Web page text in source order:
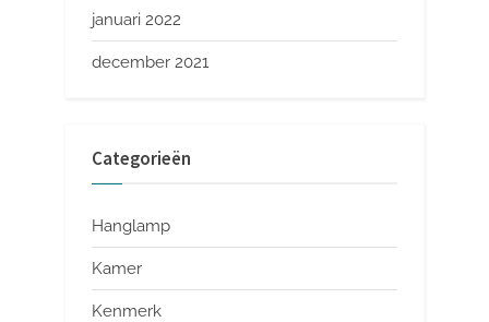
januari 2022
december 2021
Categorieën
Hanglamp
Kamer
Kenmerk